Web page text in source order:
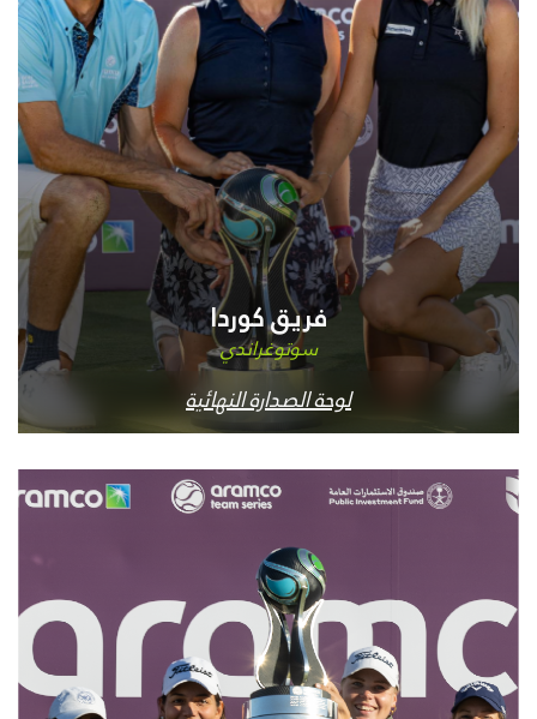
فريق كوردا
سوتوغراندي
لوحة الصدارة النهائية